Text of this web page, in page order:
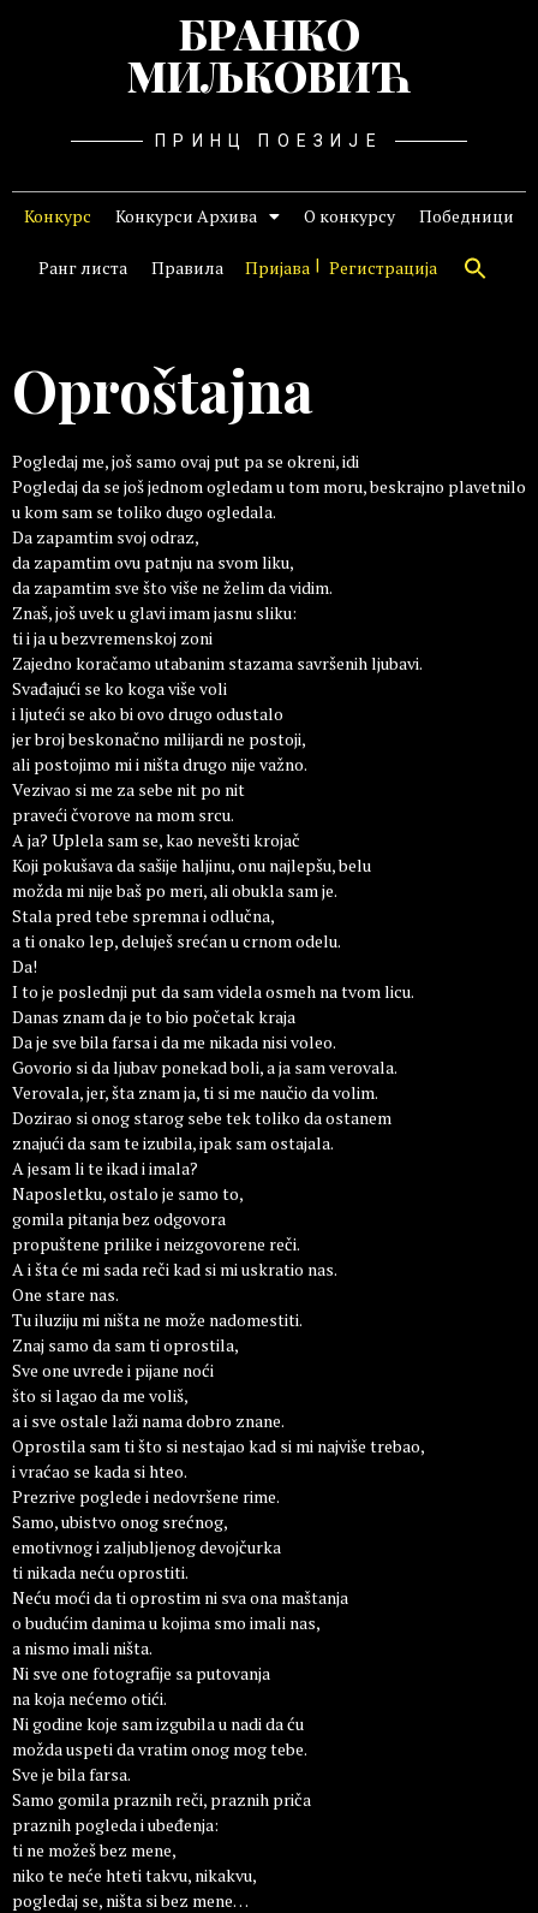
БРАНКО
МИЉКОВИЋ
ПРИНЦ ПОЕЗИЈЕ
Конкурс Конкурси Архива О конкурсу Победници
Ранг листа Правила Пријава Регистрација
Oproštajna
Pogledaj me, još samo ovaj put pa se okreni, idi
Pogledaj da se još jednom ogledam u tom moru, beskrajno plavetnilo
u kom sam se toliko dugo ogledala.
Da zapamtim svoj odraz,
da zapamtim ovu patnju na svom liku,
da zapamtim sve što više ne želim da vidim.
Znaš, još uvek u glavi imam jasnu sliku:
ti i ja u bezvremenskoj zoni
Zajedno koračamo utabanim stazama savršenih ljubavi.
Svađajući se ko koga više voli
i ljuteći se ako bi ovo drugo odustalo
jer broj beskonačno milijardi ne postoji,
ali postojimo mi i ništa drugo nije važno.
Vezivao si me za sebe nit po nit
praveći čvorove na mom srcu.
A ja? Uplela sam se, kao nevešti krojač
Koji pokušava da sašije haljinu, onu najlepšu, belu
možda mi nije baš po meri, ali obukla sam je.
Stala pred tebe spremna i odlučna,
a ti onako lep, deluješ srećan u crnom odelu.
Da!
I to je poslednji put da sam videla osmeh na tvom licu.
Danas znam da je to bio početak kraja
Da je sve bila farsa i da me nikada nisi voleo.
Govorio si da ljubav ponekad boli, a ja sam verovala.
Verovala, jer, šta znam ja, ti si me naučio da volim.
Dozirao si onog starog sebe tek toliko da ostanem
znajući da sam te izubila, ipak sam ostajala.
A jesam li te ikad i imala?
Naposletku, ostalo je samo to,
gomila pitanja bez odgovora
propuštene prilike i neizgovorene reči.
A i šta će mi sada reči kad si mi uskratio nas.
One stare nas.
Tu iluziju mi ništa ne može nadomestiti.
Znaj samo da sam ti oprostila,
Sve one uvrede i pijane noći
što si lagao da me voliš,
a i sve ostale laži nama dobro znane.
Oprostila sam ti što si nestajao kad si mi najviše trebao,
i vraćao se kada si hteo.
Prezrive poglede i nedovršene rime.
Samo, ubistvo onog srećnog,
emotivnog i zaljubljenog devojčurka
ti nikada neću oprostiti.
Neću moći da ti oprostim ni sva ona maštanja
o budućim danima u kojima smo imali nas,
a nismo imali ništa.
Ni sve one fotografije sa putovanja
na koja nećemo otići.
Ni godine koje sam izgubila u nadi da ću
možda uspeti da vratim onog mog tebe.
Sve je bila farsa.
Samo gomila praznih reči, praznih priča
praznih pogleda i ubeđenja:
ti ne možeš bez mene,
niko te neće hteti takvu, nikakvu,
pogledaj se, ništa si bez mene…